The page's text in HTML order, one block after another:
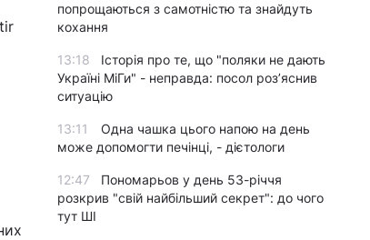
попрощаються з самотністю та знайдуть
кохання
13:18
Історія про те, що "поляки не дають
Україні МіГи" - неправда: посол роз’яснив
ситуацію
13:11
Одна чашка цього напою на день
може допомогти печінці, - дієтологи
12:47
Пономарьов у день 53-річчя
розкрив "свій найбільший секрет": до чого
тут ШІ